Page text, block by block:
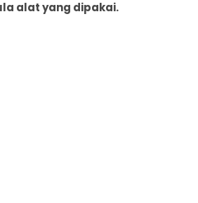
alat yang dipakai.